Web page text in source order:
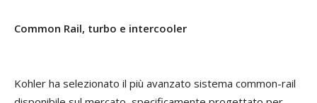
Common Rail, turbo e intercooler
Kohler ha selezionato il più avanzato sistema common-rail